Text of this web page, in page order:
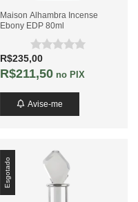
Maison Alhambra Incense
Ebony EDP 80ml
R$235,00
R$211,50no PIX
Avise-me
Esgotado